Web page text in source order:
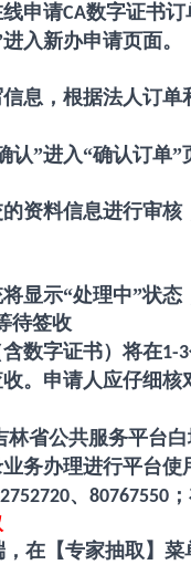
申请CA数字证书订
入新办申请页面。
息，根据法人订
认”进入“确认订单
资料信息进行审
显示“处理中”状态
待签收
数字证书）将在1-3
。申请人应仔细
林省公共服务平台
务办理进行平台使
、 80767550
在【专家抽取】菜